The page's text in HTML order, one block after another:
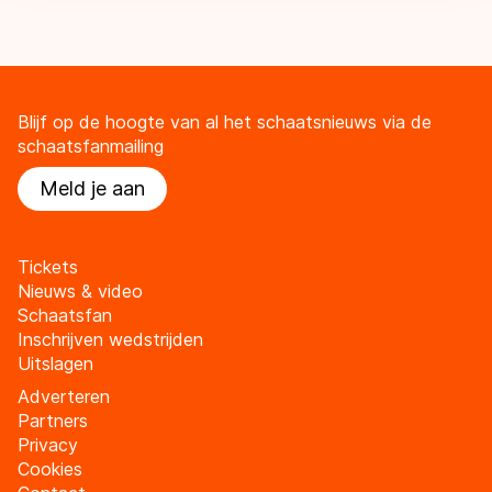
Blijf op de hoogte van al het schaatsnieuws via de
schaatsfanmailing
Meld je aan
Tickets
Nieuws & video
Schaatsfan
Inschrijven wedstrijden
Uitslagen
Adverteren
Partners
Privacy
Cookies